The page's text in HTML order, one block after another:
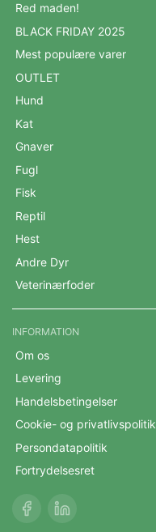
Red maden!
BLACK FRIDAY 2025
Mest populære varer
OUTLET
Hund
Kat
Gnaver
Fugl
Fisk
Reptil
Hest
Andre Dyr
Veterinærfoder
INFORMATION
Om os
Levering
Handelsbetingelser
Cookie- og privatlivspolitik
Persondatapolitik
Fortrydelsesret